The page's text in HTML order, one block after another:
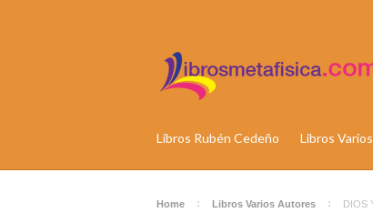
Libros Rubén Cedeño Libros
Home Libros Varios Autores DIOS